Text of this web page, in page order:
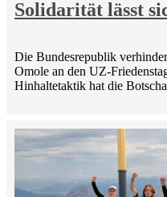
Solidarität lässt
Die Bundesrepublik
Omole an den UZ-
Hinhaltetaktik hat die